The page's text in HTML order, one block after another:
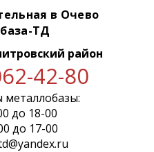
в Очево
ТД
район
42-80
металлобазы:
до 18-00
до 17-00